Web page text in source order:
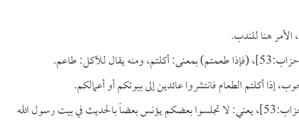
أكلتم، ومنه يقال للآكل: طاعم.
[الأحزاب:53]، يعني: لا تجلسوا بعضكم يؤنس بعضاً بالحديث في بيت رسول الله